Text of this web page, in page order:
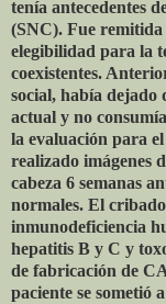
tenía antecedentes
(SNC). Fue
elegibilidad para la
coexistentes.
social, había dejado
actual y no
la evaluación para
realizado imágenes
cabeza 6 semanas
normales. El
inmunodeficiencia
hepatitis B y C y
de fabricación de
paciente se sometió